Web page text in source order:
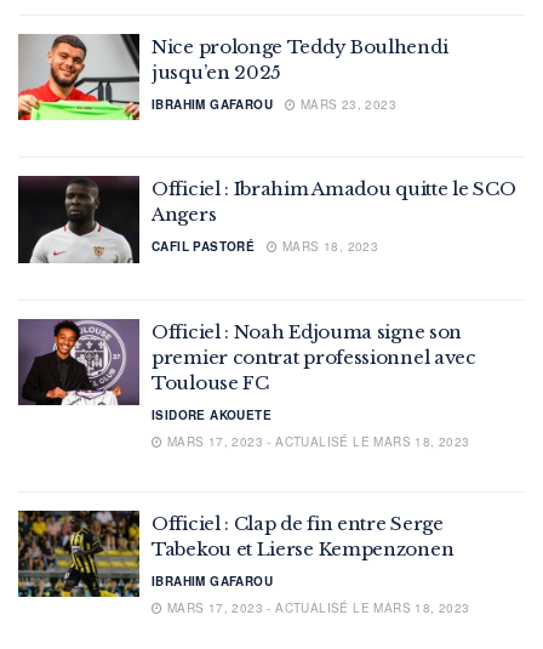
Nice prolonge Teddy Boulhendi
jusqu’en 2025
IBRAHIM GAFAROU MARS 23, 2023
Officiel : Ibrahim Amadou quitte le SCO
Angers
CAFIL PASTORÉ MARS 18, 2023
Officiel : Noah Edjouma signe son
premier contrat professionnel avec
Toulouse FC
ISIDORE AKOUETE
MARS 17, 2023 - ACTUALISÉ LE MARS 18, 2023
Officiel : Clap de fin entre Serge
Tabekou et Lierse Kempenzonen
IBRAHIM GAFAROU
MARS 17, 2023 - ACTUALISÉ LE MARS 18, 2023